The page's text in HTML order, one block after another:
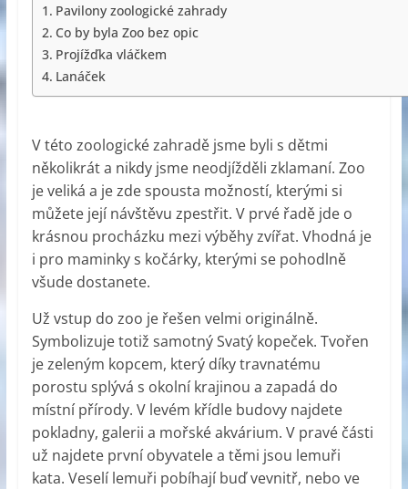
Pavilony zoologické zahrady
Co by byla Zoo bez opic
Projížďka vláčkem
Lanáček
V této zoologické zahradě jsme byli s dětmi
několikrát a nikdy jsme neodjížděli zklamaní. Zoo
je veliká a je zde spousta možností, kterými si
můžete její návštěvu zpestřit. V prvé řadě jde o
krásnou procházku mezi výběhy zvířat. Vhodná je
i pro maminky s kočárky, kterými se pohodlně
všude dostanete.
Už vstup do zoo je řešen velmi originálně.
Symbolizuje totiž samotný Svatý kopeček. Tvořen
je zeleným kopcem, který díky travnatému
porostu splývá s okolní krajinou a zapadá do
místní přírody. V levém křídle budovy najdete
pokladny, galerii a mořské akvárium. V pravé části
už najdete první obyvatele a těmi jsou lemuři
kata. Veselí lemuři pobíhají buď vevnitř, nebo ve